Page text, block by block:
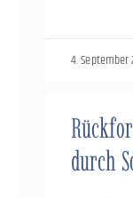
4. September
durch